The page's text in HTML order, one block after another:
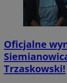
Oficjalne
Trzaskowski!